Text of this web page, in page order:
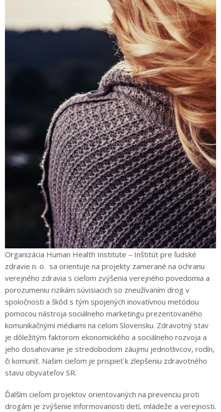
Organizácia Human Health Institute – Inštitút pre ľudské
zdravie n. o. sa orientuje na projekty zamerané na ochranu
verejného zdravia s cieľom zvýšenia verejného povedomia a
porozumeniu rizikám súvisiacich so zneužívaním drog v
spoločnosti a škôd s tým spojených inovatívnou metódou
pomocou nástroja sociálneho marketingu prezentovaného
komunikačnými médiami na celom Slovensku. Zdravotný stav
je dôležitým faktorom ekonomického a sociálneho rozvoja a
jeho dosahovanie je stredobodom záujmu jednotlivcov, rodín,
či komunít. Našim cieľom je prispieť k zlepšeniu zdravotného
stavu obyvateľov SR.
Ďalším cieľom projektov orientovaných na prevenciu proti
drogám je zvýšenie informovanosti detí, mládeže a verejnosti.